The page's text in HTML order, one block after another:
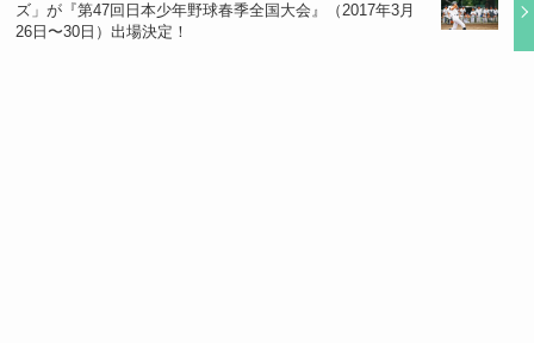
ズ」が『第47回日本少年野球春季全国大会』（2017年3月
26日〜30日）出場決定！